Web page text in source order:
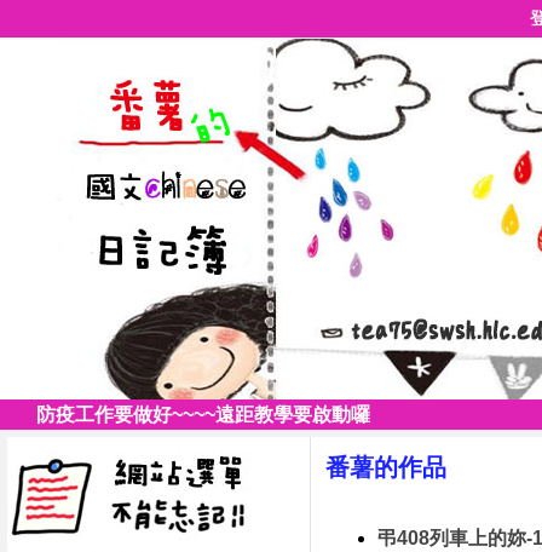
防疫工作要做好~~~~遠距教學要啟動囉
番薯的作品
弔408列車上的妳-